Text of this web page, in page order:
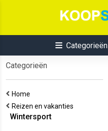
Categorieën
Categorieën
Home
Reizen en vakanties
Wintersport